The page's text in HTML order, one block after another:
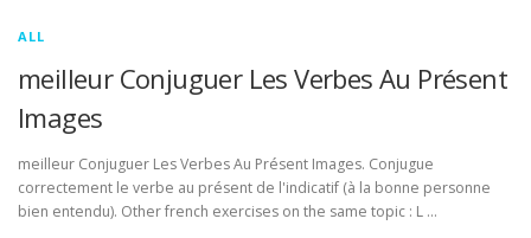
ALL
meilleur Conjuguer Les Verbes Au Présent
Images
meilleur Conjuguer Les Verbes Au Présent Images. Conjugue
correctement le verbe au présent de l'indicatif (à la bonne personne
bien entendu). Other french exercises on the same topic : L …